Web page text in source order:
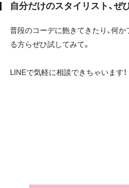
自分だけのスタイリスト、ぜ
普段のコーデに飽きてきたり、何
る方らぜひ試してみて。
LINEで気軽に相談できちゃいます！